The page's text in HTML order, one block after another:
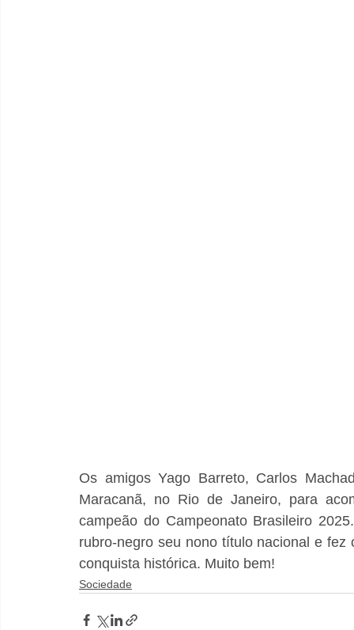
Os amigos Yago Barreto, Carlos
Maracanã, no Rio de Janeiro, para
campeão do Campeonato Brasileiro
rubro-negro seu nono título nacional e
conquista histórica. Muito bem!
Sociedade